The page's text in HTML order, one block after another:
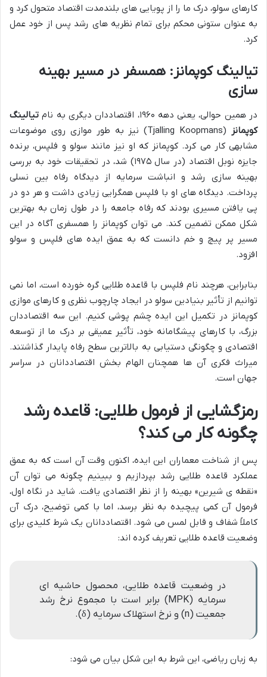
کارهای سولو، درک ما را از پویایی های بلندمدت اقتصاد متحول کرد و
به عنوان ستونی محکم برای تمام نظریه های رشد پس از خود عمل
کرد.
تیالینگ کوپمانز: همسفر در مسیر بهینه
سازی
در همین حوالی، یعنی دهه ۱۹۶۰، اقتصاددان دیگری به نام
تیالینگ
کوپمانز
(Tjalling Koopmans) نیز به طور موازی روی موضوعات
مشابهی کار می کرد. کوپمانز که او نیز مانند سولو و فلپس، برنده
جایزه نوبل اقتصاد (در سال ۱۹۷۵) شد، در تحقیقات خود به بررسی
بهینه سازی رشد و انباشت سرمایه از دیدگاه رفاه بین نسلی
پرداخت. دیدگاه های او با فلپس همگرایی زیادی داشت و هر دو در
پی یافتن مسیری بودند که رفاه جامعه را در طول زمان به بهترین
شکل ممکن تضمین کند. می توان کوپمانز را همسفری آگاه در این
مسیر پر پیچ و خم دانست که به عمق ایده های فلپس و سولو
افزود.
بنابراین، هرچند نام فلپس با قاعده طلایی گره خورده است، اما نمی
توانیم از تأثیر بنیادین سولو در ایجاد چارچوب نظری و کارهای موازی
کوپمانز در تکمیل این ایده چشم پوشی کنیم. این سه اقتصاددان
بزرگ، با کارهای پیشگامانه خود، تأثیر عمیقی بر درک ما از توسعه
اقتصادی و چگونگی دستیابی به بالاترین سطح رفاه پایدار گذاشتند.
میراث فکری آن ها همچنان الهام بخش اقتصاددانان در سراسر
جهان است.
رمزگشایی از فرمول طلایی: قاعده رشد
چگونه کار می کند؟
پس از شناخت معماران این ایده، اکنون وقت آن است که به عمق
عملکرد قاعده طلایی رشد بپردازیم و ببینیم چگونه می توان آن
«نقطه ی شیرین» بهینه را از نظر اقتصادی یافت. شاید در نگاه اول،
فرمول آن کمی پیچیده به نظر برسد، اما با کمی توضیح، درک آن
کاملاً شفاف و قابل لمس می شود. اقتصاددانان یک شرط کلیدی برای
وضعیت قاعده طلایی تعریف کرده اند:
در وضعیت قاعده طلایی، محصول حاشیه ای
سرمایه (MPK) برابر است با مجموع نرخ رشد
جمعیت (n) و نرخ استهلاک سرمایه (δ).
به زبان ریاضی، این شرط به این شکل بیان می شود: